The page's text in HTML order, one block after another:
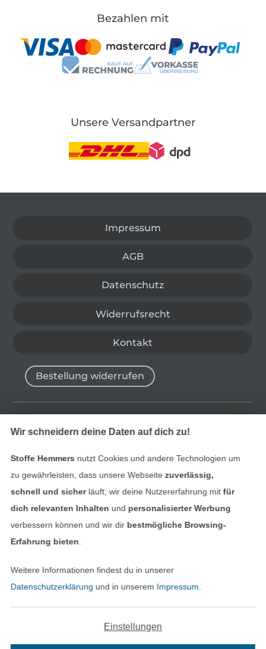
Bezahlen mit
Unsere Versandpartner
Impressum
AGB
Datenschutz
Widerrufsrecht
Kontakt
Alle Preise inkl. der gesetzl. MwSt.
Die durchgestrichenen Preise entsprechen dem
Bestellung widerrufen
Finde mehr Inspiration
Deutsch
Nederlands
In den niederländischen
Français
In den
Wir schneidern deine Daten auf dich zu!
Stoffe Hemmers nutzt Cookies und andere Technologien um
zu gewährleisten, dass unsere Webseite zuverlässig,
schnell und sicherläuft; wir deine Nutzererfahrung mitfür
dich relevanten Inhalten und personalisierter Werbung
verbessern können und wir dir bestmögliche Browsing-
Erfahrung bieten
Weitere Informationen findest du in unserer
Datenschutzerklärung und in unserem Impressum
Einstellungen